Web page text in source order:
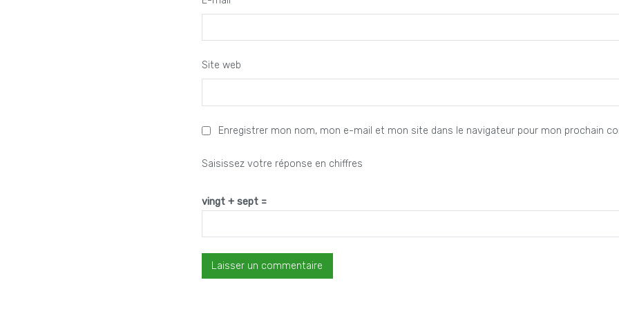
Site web
Enregistrer mon nom, mon e-mail et mon site dans le navigateur pour mon prochain
Saisissez votre réponse en chiffres
vingt + sept =